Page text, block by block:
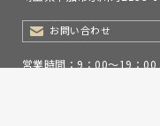
お問い合わせ
営業時間：9：00～19：00